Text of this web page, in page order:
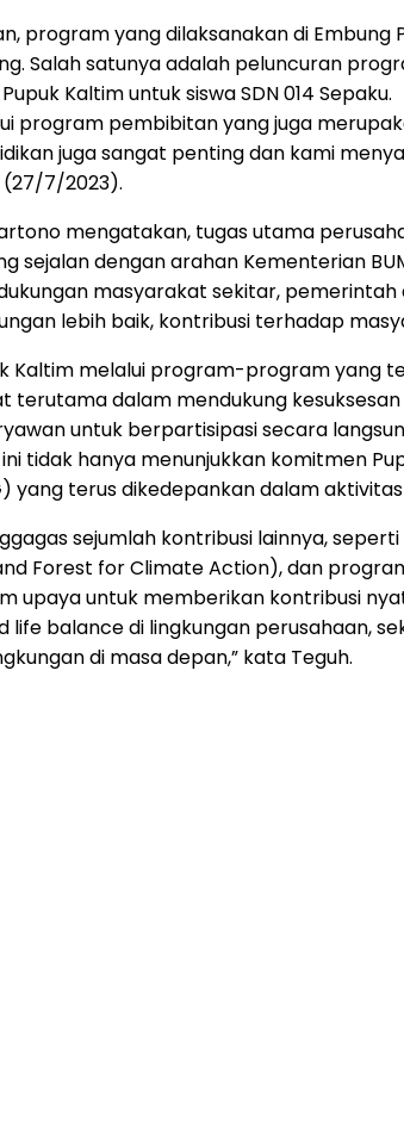
yang dilaksanakan di Embung
Salah satunya adalah peluncuran
Kaltim untuk siswa SDN 014 Sepaku.
pembibitan yang juga
juga sangat penting dan kami
(27/7/2023).
mengatakan, tugas utama
dengan arahan Kementerian
dukungan masyarakat sekitar,
lebih baik, kontribusi terhadap
Kaltim melalui program-program yang
dalam mendukung kesuksesan
untuk berpartisipasi secara
tidak hanya menunjukkan komitmen
yang terus dikedepankan dalam
sejumlah kontribusi lainnya,
Forest for Climate Action), dan
untuk memberikan kontribusi
balance di lingkungan perusahaan,
di masa depan,” kata Teguh.